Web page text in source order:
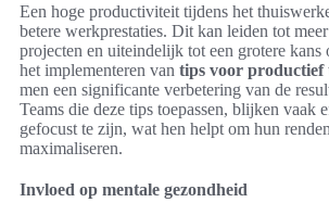
Een hoge productiviteit tijdens het
betere werkprestaties. Dit kan leiden tot
projecten en uiteindelijk tot een grotere kans
het implementeren van tips voor productief
men een significante verbetering van de
Teams die deze tips toepassen, blijken vaak
gefocust te zijn, wat hen helpt om hun
maximaliseren.
Invloed op mentale gezondheid